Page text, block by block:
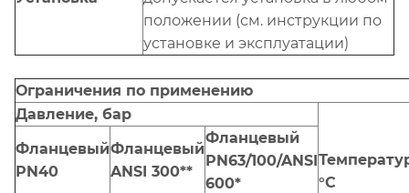
положении (см. инструкции по
установке и эксплуатации)
Ограничения по применению
Давление, бар
°C
Фланцевый
PN40
Фланцевый
ANSI 300**
Фланцевый
PN63/100/ANSI
600*